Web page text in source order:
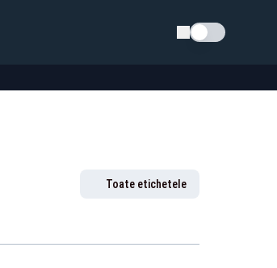
Schimba tema
Toate etichetele